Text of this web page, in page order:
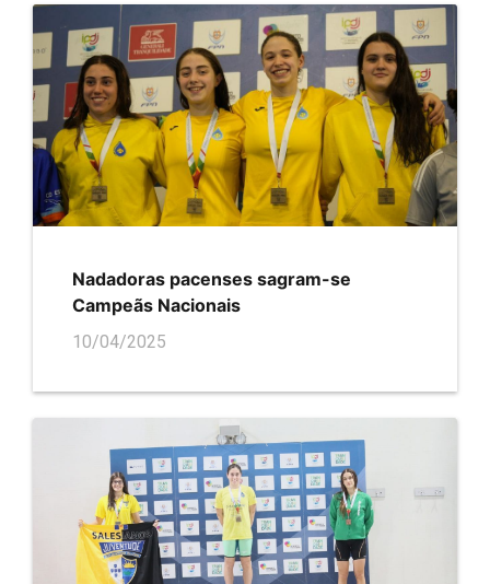
Nadadoras pacenses sagram-se
Campeãs Nacionais
10/04/2025